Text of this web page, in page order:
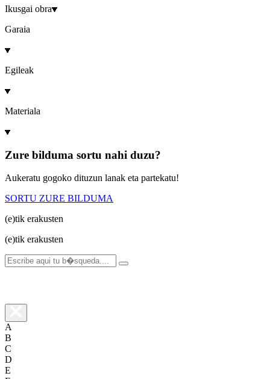
Ikusgai obra
Garaia
Egileak
Materiala
Zure bilduma sortu nahi duzu?
Aukeratu gogoko dituzun lanak eta partekatu!
SORTU ZURE BILDUMA
(e)tik erakusten
(e)tik erakusten
A
B
C
D
E